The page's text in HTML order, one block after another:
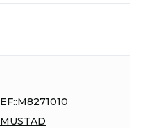
EF::M8271010
MUSTAD